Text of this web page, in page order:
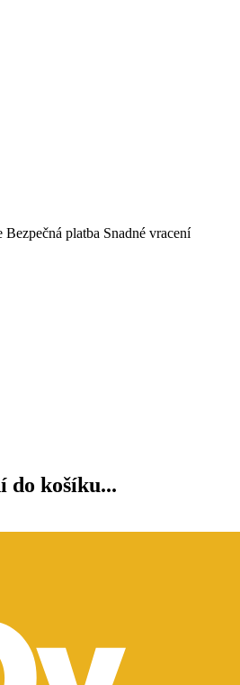
Bezpečná platba Snadné vracení
do košíku...